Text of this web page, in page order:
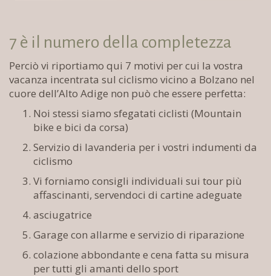
7 è il numero della completezza
Perciò vi riportiamo qui 7 motivi per cui la vostra
vacanza incentrata sul ciclismo vicino a Bolzano nel
cuore dell’Alto Adige non può che essere perfetta:
Noi stessi siamo sfegatati ciclisti (Mountain
bike e bici da corsa)
Servizio di lavanderia per i vostri indumenti da
ciclismo
Vi forniamo consigli individuali sui tour più
affascinanti, servendoci di cartine adeguate
asciugatrice
Garage con allarme e servizio di riparazione
colazione abbondante e cena fatta su misura
per tutti gli amanti dello sport